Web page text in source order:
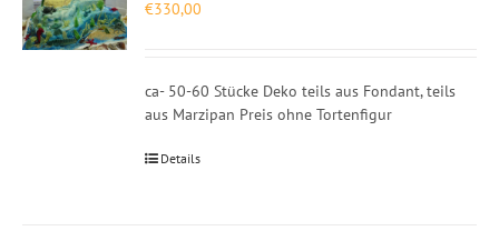
€330,00
ca- 50-60 Stücke Deko teils aus Fondant, teils
aus Marzipan Preis ohne Tortenfigur
Details